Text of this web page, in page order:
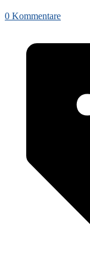
0 Kommentare